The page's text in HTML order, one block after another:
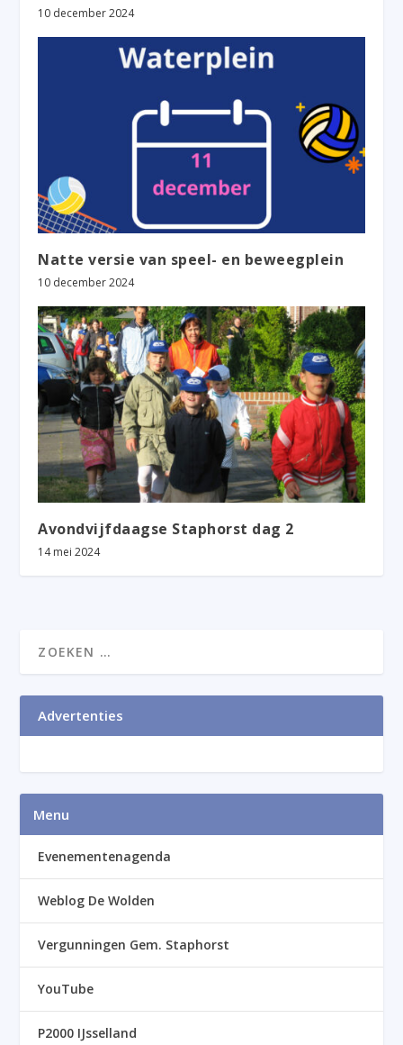
10 december 2024
Natte versie van speel- en beweegplein
10 december 2024
Avondvijfdaagse Staphorst dag 2
14 mei 2024
Advertenties
Menu
Evenementenagenda
Weblog De Wolden
Vergunningen Gem. Staphorst
YouTube
P2000 IJsselland